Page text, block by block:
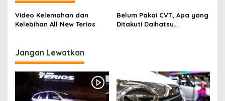
Video Kelemahan dan
Kelebihan All New Terios
Belum Pakai CVT, Apa yang
Ditakuti Daihatsu
Jangan Lewatkan